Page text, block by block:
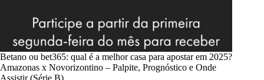
Betano ou bet365: qual é a melhor casa para apostar em 2025?
Amazonas x Novorizontino – Palpite, Prognóstico e Onde